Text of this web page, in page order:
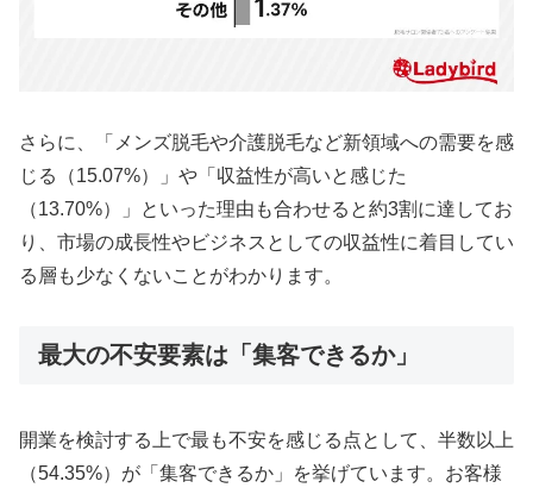
さらに、「メンズ脱毛や介護脱毛など新領域への需要を感
じる（15.07%）」や「収益性が高いと感じた
（13.70%）」といった理由も合わせると約3割に達してお
り、市場の成長性やビジネスとしての収益性に着目してい
る層も少なくないことがわかります。
最大の不安要素は「集客できるか」
開業を検討する上で最も不安を感じる点として、半数以上
（54.35%）が「集客できるか」を挙げています。お客様